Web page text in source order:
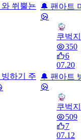
와 쒸뿔뇬 🔔 팬아트
쿠벅지
350
6
07.20
빙하기 주
🔔 팬아트
쿠벅지
509
7
07.12